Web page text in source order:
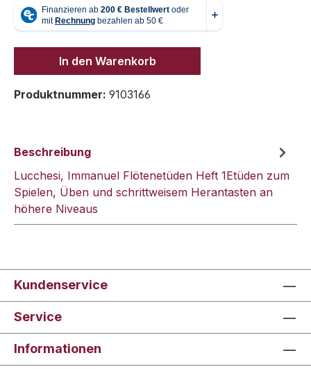
In den Warenkorb
Produktnummer: 9103166
Beschreibung
Lucchesi, Immanuel Flötenetüden Heft 1Etüden zum
Spielen, Üben und schrittweisem Herantasten an
höhere Niveaus
Kundenservice
Service
Informationen